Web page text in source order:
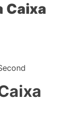
Caixa